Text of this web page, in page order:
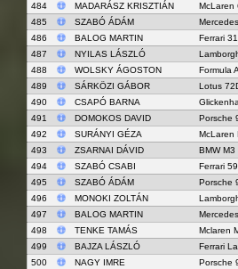
484
MADARÁSZ KRISZTIÁN
McLaren
485
SZABÓ ÁDÁM
486
BALOG MARTIN
Ferrari
487
NYILAS LÁSZLÓ
488
WOLSKY ÁGOSTON
Formula
489
SÁRKÖZI GÁBOR
Lotus
490
CSAPÓ BARNA
491
DOMOKOS DAVID
Porsche
492
SURÁNYI GÉZA
McLaren
493
ZSARNAI DÁVID
BMW M3
494
SZABÓ CSABI
Ferrari
495
SZABÓ ÁDÁM
Porsche
496
MONOKI ZOLTÁN
497
BALOG MARTIN
498
TENKE TAMÁS
Mclaren
499
BAJZA LÁSZLÓ
Ferrari
500
NAGY IMRE Porsche